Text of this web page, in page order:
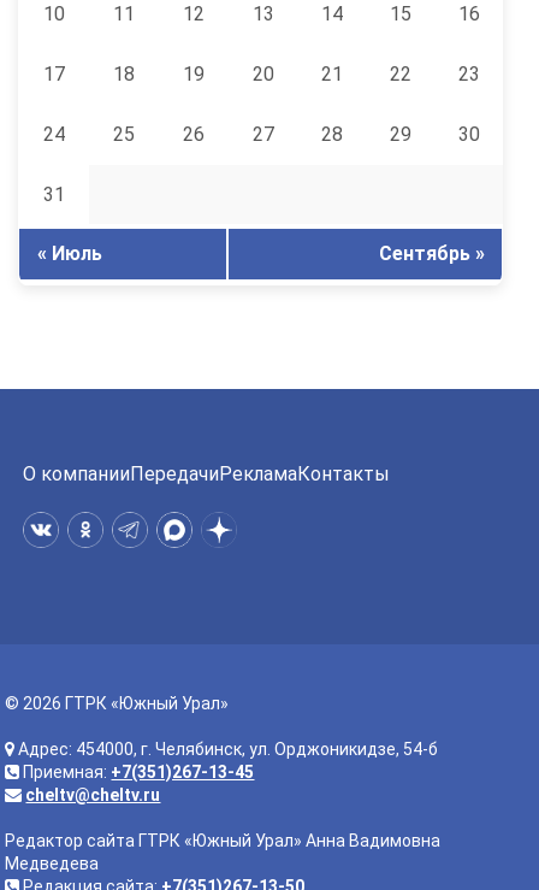
10 11 12 13 14 15 16
17 18 19 20 21 22 23
24 25 26 27 28 29 30
31
« Июль Сентябрь »
О компанииПередачиРекламаКонтакты
© 2026 ГТРК «Южный Урал»
Адрес: 454000, г. Челябинск, ул. Орджоникидзе, 54-б
Приемная: +7(351)267-13-45
cheltv@cheltv.ru
Редактор сайта ГТРК «Южный Урал» Анна Вадимовна
Медведева
Редакция сайта: +7(351)267-13-50